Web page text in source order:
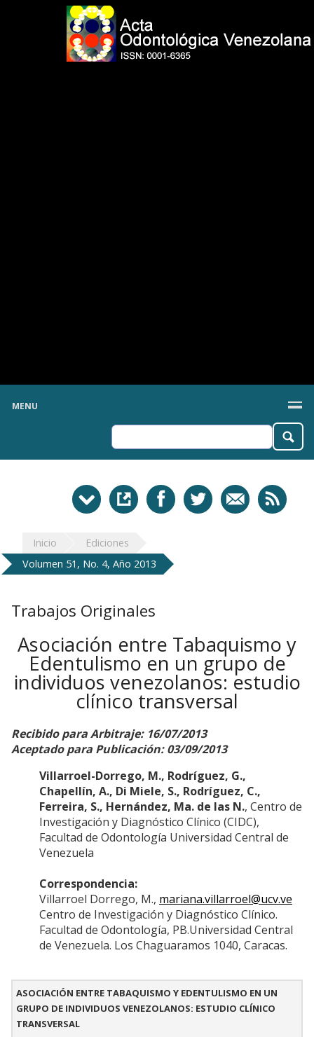
MENU
Inicio
Ediciones
Volumen 51, No. 4, Año 2013
Trabajos Originales
Asociación entre Tabaquismo y
Edentulismo en un grupo de
individuos venezolanos: estudio
clínico transversal
Recibido para Arbitraje: 16/07/2013
Aceptado para Publicación: 03/09/2013
Villarroel-Dorrego, M., Rodríguez, G.,
Chapellín, A., Di Miele, S., Rodríguez, C.,
Ferreira, S., Hernández, Ma. de las N., Centro de
Investigación y Diagnóstico Clínico (CIDC),
Facultad de Odontología Universidad Central de
Venezuela
Correspondencia:
Villarroel Dorrego, M., mariana.villarroel@ucv.ve
Centro de Investigación y Diagnóstico Clínico.
Facultad de Odontología, PB.Universidad Central
de Venezuela. Los Chaguaramos 1040, Caracas.
ASOCIACIÓN ENTRE TABAQUISMO Y EDENTULISMO EN UN
GRUPO DE INDIVIDUOS VENEZOLANOS: ESTUDIO CLÍNICO
TRANSVERSAL